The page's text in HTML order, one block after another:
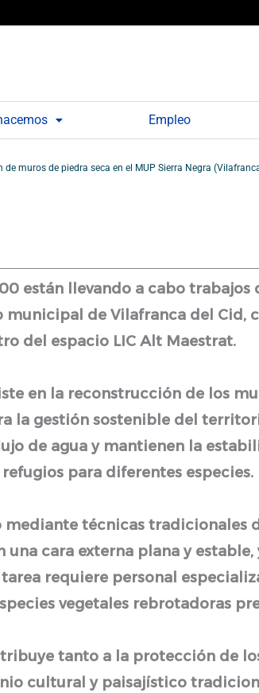
Empleo
de muros de piedra seca en el MUP Sierra Negra
están llevando a cabo trabajos
municipal de Vilafranca del Cid,
del espacio LIC Alt Maestrat.
en la reconstrucción de los
la gestión sostenible del
de agua y mantienen la
para diferentes especies.
mediante técnicas tradicionales
una cara externa plana y
requiere personal
vegetales rebrotadoras
tanto a la protección de
cultural y paisajístico